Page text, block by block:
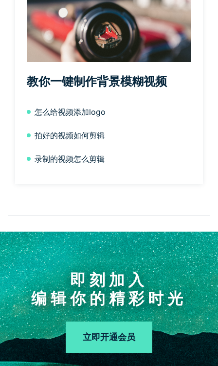
教你一键制作背景模糊视频
怎么给视频添加logo
拍好的视频如何剪辑
录制的视频怎么剪辑
即刻加入
编辑你的精彩时光
立即开通会员